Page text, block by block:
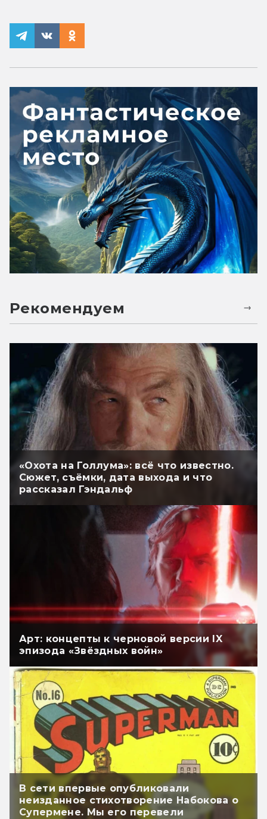
Рекомендуем
«Охота на Голлума»: всё что известно.
Сюжет, съёмки, дата выхода и что
рассказал Гэндальф
Арт: концепты к черновой версии IX
эпизода «Звёздных войн»
В сети впервые опубликовали
неизданное стихотворение Набокова о
Супермене. Мы его перевели